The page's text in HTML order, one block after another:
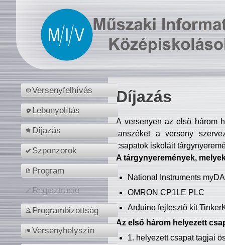
Versenyfelhívás
Lebonyolítás
Díjazás
Szponzorok
Program
Regisztráció
Programbizottság
Versenyhelyszín
Díjazás
A versenyen az első három
tanszéket a verseny
csapatok iskoláit
A tárgynyeremények,
National Instruments
OMRON CP1LE PLC
Arduino fejlesztő kit
Az első három helyezett
1. helyezett csapat tagjai